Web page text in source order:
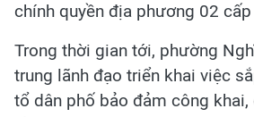
chính quyền địa phương 02 cấp
Trong thời gian tới, phường
trung lãnh đạo triển khai việc
tổ dân phố bảo đảm công